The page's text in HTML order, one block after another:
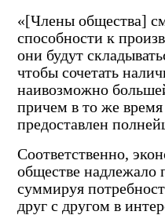
«[Члены общества]
способности к
они будут
чтобы сочетать
наивозможно
причем в то же
предоставлен
Соответственно,
обществе надлежало
суммируя
друг с другом в